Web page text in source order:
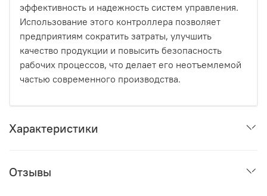
эффективность и надежность систем управления.
Использование этого контроллера позволяет
предприятиям сократить затраты, улучшить
качество продукции и повысить безопасность
рабочих процессов, что делает его неотъемлемой
частью современного производства.
Характеристики
Отзывы